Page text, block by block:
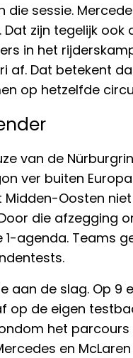
sessie.
zijn tegelijk ook
in het
af. Dat betekent
op hetzelfde
van de
ver buiten
Midden-Oosten
die afzegging
1-agenda. Teams
aan de slag. Op 9
op de eigen
het
en